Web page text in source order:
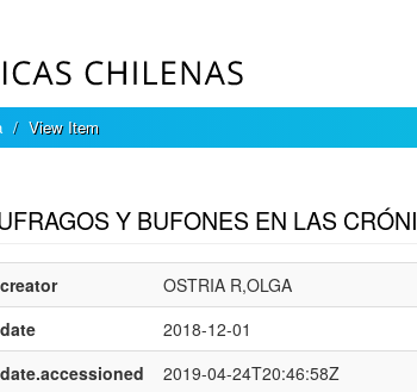
View Item
Y BUFONES EN LAS
OSTRIA R,OLGA
2018-12-01
2019-04-24T20:46:58Z